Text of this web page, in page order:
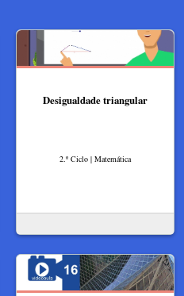
Desigualdade triangular
2.º Ciclo | Matemática